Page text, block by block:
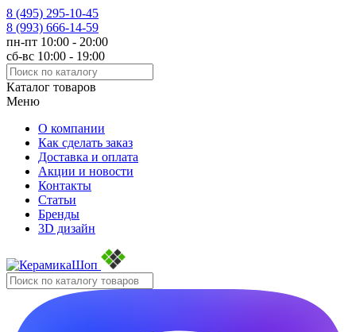
8 (495) 295-10-45
8 (993) 666-14-59
пн-пт 10:00 - 20:00
сб-вс 10:00 - 19:00
Каталог товаров
Меню
О компании
Как сделать заказ
Доставка и оплата
Акции и новости
Контакты
Статьи
Бренды
3D дизайн